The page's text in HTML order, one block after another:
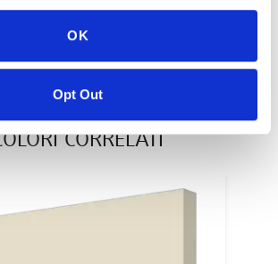
OK
Opt Out
CORRELATI